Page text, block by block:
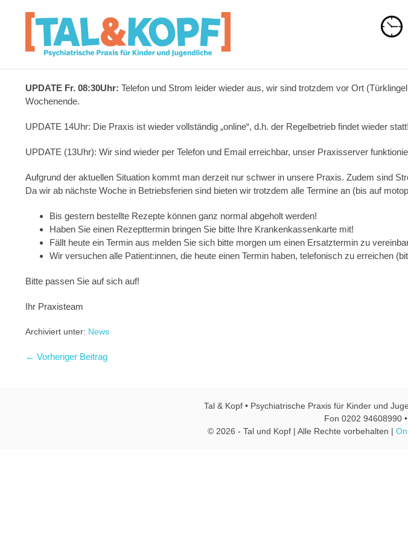
UPDATE Fr. 08:30Uhr: Telefon und Strom leider wieder aus, wir sind trotzdem vor Ort
Wochenende.
UPDATE 14Uhr: Die Praxis ist wieder vollständig „online“, d.h. der Regelbetrieb findet wieder statt!
UPDATE (13Uhr): Wir sind wieder per Telefon und Email erreichbar, unser Praxisserver
Aufgrund der aktuellen Situation kommt man derzeit nur schwer in unsere Praxis. Zudem sind
Da wir ab nächste Woche in Betriebsferien sind bieten wir trotzdem alle Termine an (bis auf
Bis gestern bestellte Rezepte können ganz normal abgeholt werden!
Haben Sie einen Rezepttermin bringen Sie bitte Ihre Krankenkassenkarte mit!
Fällt heute ein Termin aus melden Sie sich bitte morgen um einen Ersatztermin zu
Wir versuchen alle Patient:innen, die heute einen Termin haben, telefonisch zu erreichen
Bitte passen Sie auf sich auf!
Ihr Praxisteam
Archiviert unter: News
← Vorheriger Beitrag
Tal & Kopf • Psychiatrische Praxis für Kinder und
Fon 0202 94608990
© 2026 - Tal und Kopf | Alle Rechte vorbehalten |